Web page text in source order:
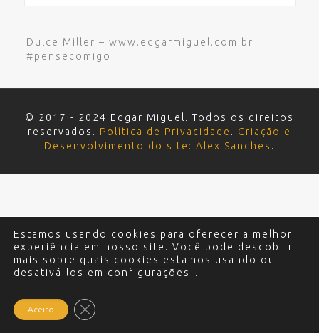
Dulce Miller – www.edgarmiguel.com.br
#pensecomigo
© 2017 - 2024 Edgar Miguel. Todos os direitos
reservados. Política de Privacidade . Criação e
Desenvolvimento do site: Alex Sanches .
Estamos usando cookies para oferecer a melhor
experiência em nosso site. Você pode descobrir
mais sobre quais cookies estamos usando ou
desativá-los em configurações .
Aceito Close GDPR Cookie Banner